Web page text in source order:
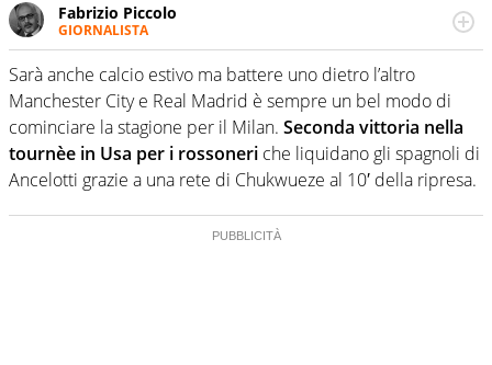
Fabrizio Piccolo
GIORNALISTA
Nella sua carriera ha seguito numerose manifestazioni
sportive e collaborato con agenzie e testate. Esperienza,
competenza, conoscenza e memoria storica. Si occupa
prevalentemente di calcio
Sarà anche calcio estivo ma battere uno dietro l’altro
Manchester City e Real Madrid è sempre un bel modo di
cominciare la stagione per il Milan. Seconda vittoria nella
tournèe in Usa per i rossoneri che liquidano gli spagnoli di
Ancelotti grazie a una rete di Chukwueze al 10′ della ripresa.